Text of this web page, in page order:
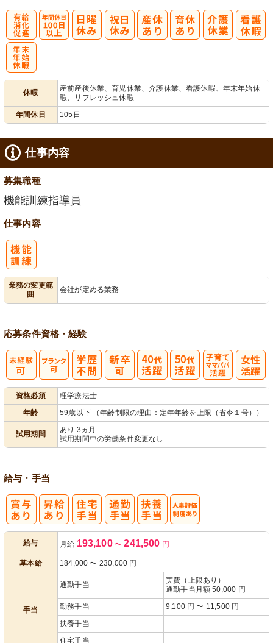
休暇
産前産後休業、育児休業、介護休業、看護休暇、年末年始休
暇、リフレッシュ休暇
年間休日
105日
仕事内容
募集職種
機能訓練指導員
仕事内容
業務の変更範
囲
会社が定める業務
応募条件資格・経験
資格必須
理学療法士
年齢
59歳以下 （年齢制限の理由：定年年齢を上限（省令１号））
試用期間
あり 3ヵ月
試用期間中の労働条件変更なし
給与・手当
給与 月給 193,100 〜 241,500 円
基本給 184,000 〜 230,000 円
手当
通勤手当
実費（上限あり）
通勤手当月額 50,000 円
勤務手当
9,100 円 〜 11,500 円
扶養手当
住宅手当